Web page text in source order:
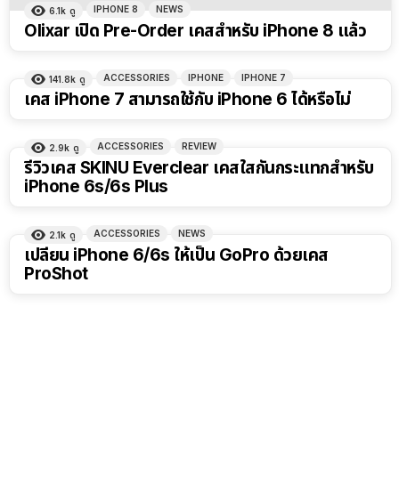
6.1k ดู IPHONE 8 NEWS
Olixar เปิด Pre-Order เคสสำหรับ iPhone 8 แล้ว
141.8k ดู ACCESSORIES IPHONE IPHONE 7
เคส iPhone 7 สามารถใช้กับ iPhone 6 ได้หรือไม่
2.9k ดู ACCESSORIES REVIEW
รีวิวเคส SKINU Everclear เคสใสกันกระแทกสำหรับ
iPhone 6s/6s Plus
2.1k ดู ACCESSORIES NEWS
เปลี่ยน iPhone 6/6s ให้เป็น GoPro ด้วยเคส
ProShot